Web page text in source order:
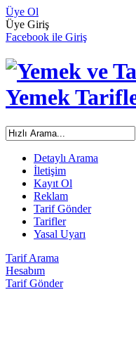
Üye Ol
Üye Giriş
Facebook ile Giriş
Detaylı Arama
İletişim
Kayıt Ol
Reklam
Tarif Gönder
Tarifler
Yasal Uyarı
Tarif Arama
Hesabım
Tarif Gönder